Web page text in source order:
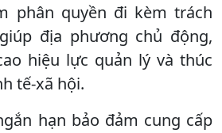
phân quyền đi kèm trách
địa phương chủ động,
hiệu lực quản lý và thúc
tế-xã hội.
hạn bảo đảm cung cấp